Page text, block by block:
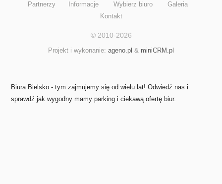
Partnerzy Informacje Wybierz biuro
Galeria
Kontakt
© 2010-2026
Projekt i wykonanie: ageno.pl & miniCRM.pl
Biura Bielsko - tym zajmujemy się od wielu lat! Odwiedź nas i
sprawdź jak wygodny mamy parking i ciekawą ofertę biur.